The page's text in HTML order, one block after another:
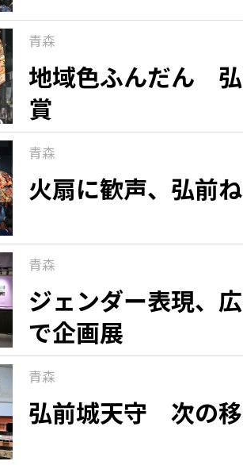
青森
地域色ふんだん
賞
青森
火扇に歓声、弘前
青森
ジェンダー表現、
で企画展
青森
弘前城天守 次の